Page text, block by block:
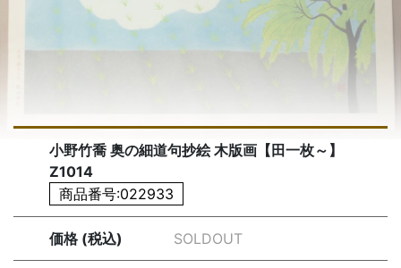
小野竹喬 奥の細道句抄絵 木版画【田一枚～】
Z1014
商品番号:022933
価格 (税込) SOLDOUT